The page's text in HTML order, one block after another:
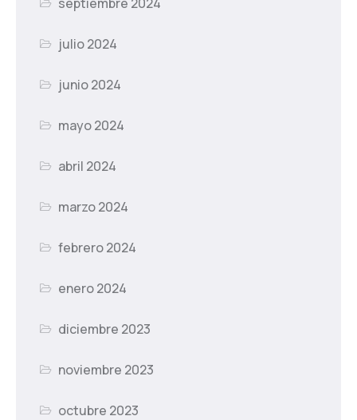
julio 2024
junio 2024
mayo 2024
abril 2024
marzo 2024
febrero 2024
enero 2024
diciembre 2023
noviembre 2023
octubre 2023